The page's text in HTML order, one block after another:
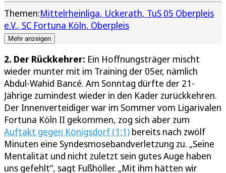
Themen:Mittelrheinliga Uckerath TuS 05 Oberpleis
e.V. SC Fortuna Köln Oberpleis
Mehr anzeigen
2. Der Rückkehrer: Ein Hoffnungsträger mischt
wieder munter mit im Training der 05er, nämlich
Abdul-Wahid Bancé. Am Sonntag dürfte der 21-
Jährige zumindest wieder in den Kader zurückkehren.
Der Innenverteidiger war im Sommer vom Ligarivalen
Fortuna Köln II gekommen, zog sich aber zum
Auftakt gegen Königsdorf (1:1) bereits nach zwölf
Minuten eine Syndesmosebandverletzung zu. „Seine
Mentalität und nicht zuletzt sein gutes Auge haben
uns gefehlt“, sagt Fußhöller. „Mit ihm hätten wir